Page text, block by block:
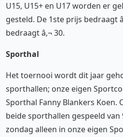
U15, U15+ en U17 worden er
gesteld. De 1ste prijs bedraagt
bedraagt â‚¬ 30.
Sporthal
Het toernooi wordt dit jaar
sporthallen; onze eigen
Sporthal Fanny Blankers Koen.
beide sporthallen gespeeld van
zondag alleen in onze eigen